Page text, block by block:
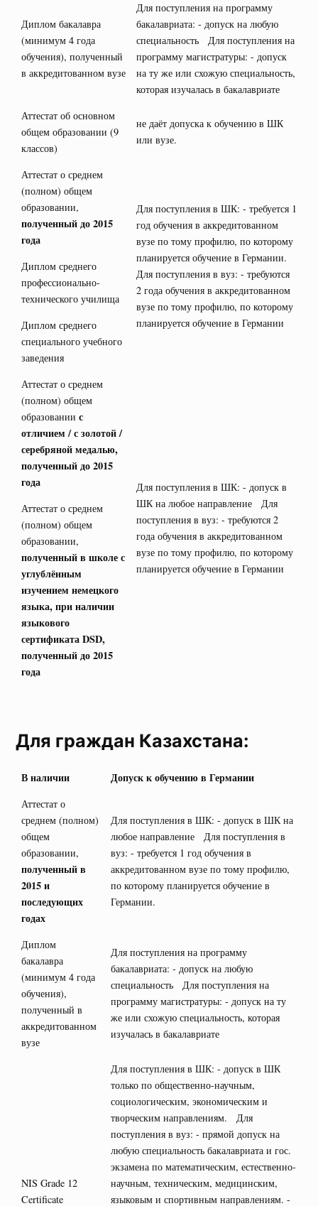
Диплом бакалавра
(минимум 4 года
обучения), полученный
в аккредитованном вузе
Для поступления на программу
бакалавриата: - допуск на любую
специальность Для поступления на
программу магистратуры: - допуск
на ту же или схожую специальность,
которая изучалась в бакалавриате
Аттестат об основном
общем образовании (9
классов)
не даёт допуска к обучению в ШК
или вузе.
Аттестат о среднем
(полном) общем
образовании,
полученный до 2015
года
Для поступления в ШК: - требуется 1
год обучения в аккредитованном
вузе по тому профилю, по которому
планируется обучение в Германии.
Для поступления в вуз: - требуются
2 года обучения в аккредитованном
вузе по тому профилю, по которому
планируется обучение в Германии
Диплом среднего
профессионально-
технического училища
Диплом среднего
специального учебного
заведения
Аттестат о среднем
(полном) общем
образовании с
отличием / с золотой /
серебряной медалью,
полученный до 2015
года
Для поступления в ШК: - допуск в
ШК на любое направление Для
поступления в вуз: - требуются 2
года обучения в аккредитованном
вузе по тому профилю, по которому
планируется обучение в Германии
Аттестат о среднем
(полном) общем
образовании,
полученный в школе с
углублённым
изучением немецкого
языка, при наличии
языкового
сертификатаDSD,
полученный до 2015
года
Для граждан Казахстана:
В наличии Допуск к обучению в Германии
Аттестат о
среднем (полном)
общем
образовании,
полученный в
2015 и
последующих
годах
Для поступления в ШК: - допуск в ШК на
любое направление Для поступления в
вуз: - требуется 1 год обучения в
аккредитованном вузе по тому профилю,
по которому планируется обучение в
Германии.
Диплом
бакалавра
(минимум 4 года
обучения),
полученный в
аккредитованном
вузе
Для поступления на программу
бакалавриата: - допуск на любую
специальность Для поступления на
программу магистратуры: - допуск на ту
же или схожую специальность, которая
изучалась в бакалавриате
NIS Grade 12
Certificate
Для поступления в ШК: - допуск в ШК
только по общественно-научным,
социологическим, экономическим и
творческим направлениям. Для
поступления в вуз: - прямой допуск на
любую специальность бакалавриата и гос.
экзамена по математическим, естественно-
научным, техническим, медицинским,
языковым и спортивным направлениям. -